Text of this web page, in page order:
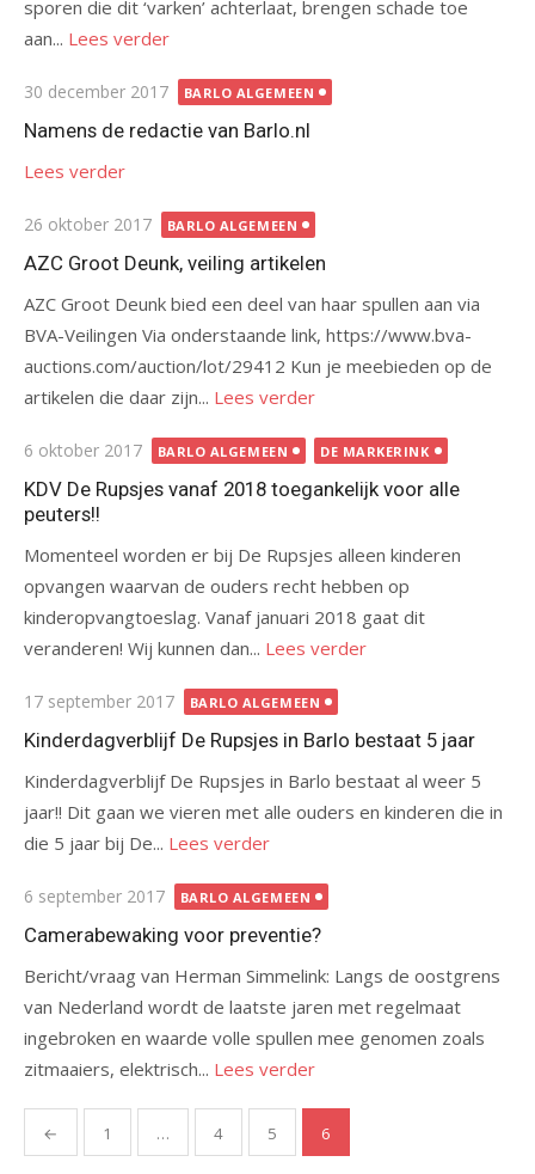
sporen die dit ‘varken’ achterlaat, brengen schade toe
aan... Lees verder
Gepubliceerd
op
30 december 2017 BARLO ALGEMEEN
Namens de redactie van Barlo.nl
Lees verder
Gepubliceerd
op
26 oktober 2017 BARLO ALGEMEEN
AZC Groot Deunk, veiling artikelen
AZC Groot Deunk bied een deel van haar spullen aan via
BVA-Veilingen Via onderstaande link, https://www.bva-
auctions.com/auction/lot/29412 Kun je meebieden op de
artikelen die daar zijn... Lees verder
Gepubliceerd
op
6 oktober 2017 BARLO ALGEMEEN DE MARKERINK
KDV De Rupsjes vanaf 2018 toegankelijk voor alle
peuters!!
Momenteel worden er bij De Rupsjes alleen kinderen
opvangen waarvan de ouders recht hebben op
kinderopvangtoeslag. Vanaf januari 2018 gaat dit
veranderen! Wij kunnen dan... Lees verder
Gepubliceerd
op
17 september 2017 BARLO ALGEMEEN
Kinderdagverblijf De Rupsjes in Barlo bestaat 5 jaar
Kinderdagverblijf De Rupsjes in Barlo bestaat al weer 5
jaar!! Dit gaan we vieren met alle ouders en kinderen die in
die 5 jaar bij De... Lees verder
Gepubliceerd
op
6 september 2017 BARLO ALGEMEEN
Camerabewaking voor preventie?
Bericht/vraag van Herman Simmelink: Langs de oostgrens
van Nederland wordt de laatste jaren met regelmaat
ingebroken en waarde volle spullen mee genomen zoals
zitmaaiers, elektrisch... Lees verder
Berichten
paginering
← 1 … 4 5 6